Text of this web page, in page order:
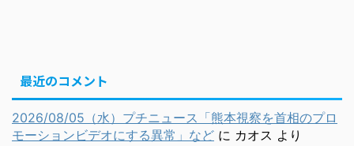
最近のコメント
2026/08/05（水）プチニュース「熊本視察を首相のプロ
モーションビデオにする異常」など に カオス より